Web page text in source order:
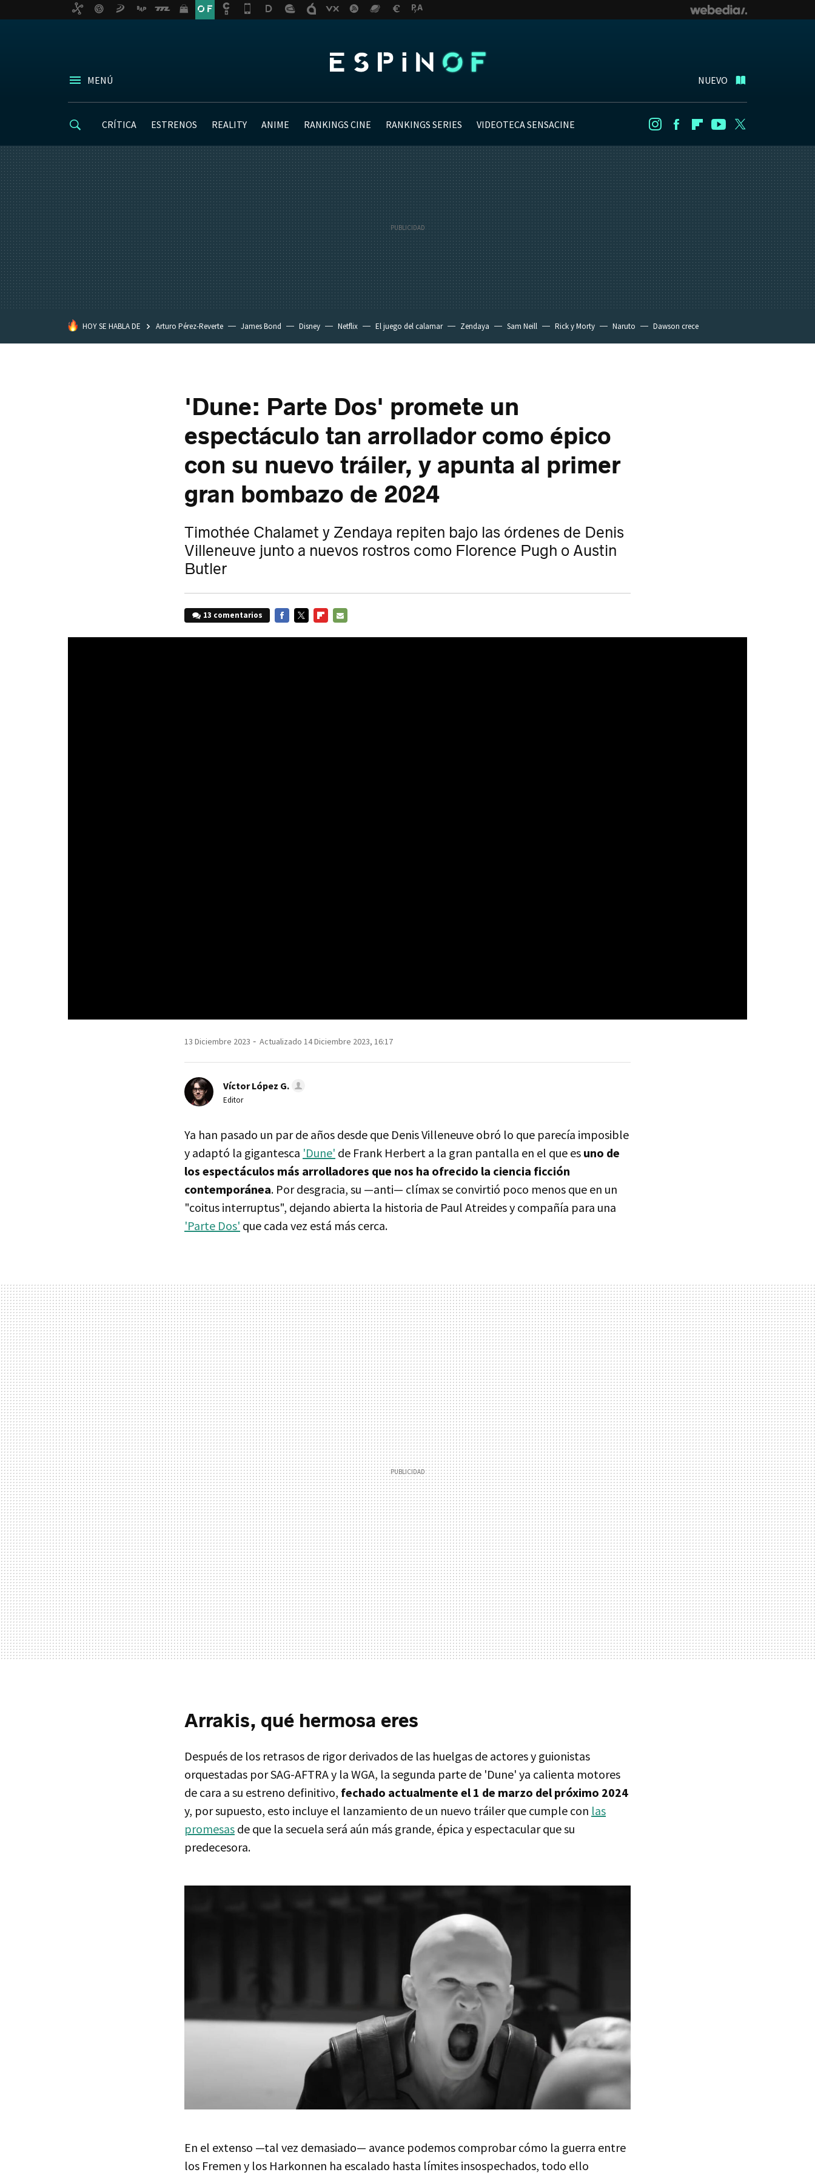
MENÚ NUEVO
CRÍTICA ESTRENOS REALITY ANIME RANKINGS CINE RANKINGS SERIES VIDEOTECA SENSACINE InstagramFacebookFlipboard
Youtube
HOY SE HABLA DE Arturo Pérez-Reverte James Bond Disney Netflix El juego del calamar Zendaya Sam Neill Rick y Morty Naruto Dawson crece
'Dune: Parte Dos' promete un
espectáculo tan arrollador como épico
con su nuevo tráiler, y apunta al primer
gran bombazo de 2024
Timothée Chalamet y Zendaya repiten bajo las órdenes de Denis
Villeneuve junto a nuevos rostros como Florence Pugh o Austin
Butler
13 comentarios
13 Diciembre 2023 Actualizado 14 Diciembre 2023, 16:17
Víctor López G.
Editor
Ya han pasado un par de años desde que Denis Villeneuve obró lo que parecía imposible
y adaptó la gigantesca 'Dune' de Frank Herbert a la gran pantalla en el que es uno de
los espectáculos más arrolladores que nos ha ofrecido la ciencia ficción
contemporánea. Por desgracia, su —anti— clímax se convirtió poco menos que en un
"coitus interruptus", dejando abierta la historia de Paul Atreides y compañía para una
'Parte Dos' que cada vez está más cerca.
Arrakis, qué hermosa eres
Después de los retrasos de rigor derivados de las huelgas de actores y guionistas
orquestadas por SAG-AFTRA y la WGA, la segunda parte de 'Dune' ya calienta motores
de cara a su estreno definitivo, fechado actualmente el 1 de marzo del próximo 2024
y, por supuesto, esto incluye el lanzamiento de un nuevo tráiler que cumple con las
promesas de que la secuela será aún más grande, épica y espectacular que su
predecesora.
En el extenso —tal vez demasiado— avance podemos comprobar cómo la guerra entre
los Fremen y los Harkonnen ha escalado hasta límites insospechados, todo ello